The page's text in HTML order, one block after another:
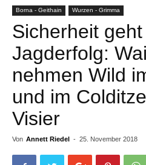
Borna - Geithain Wurzen - Grimma
Sicherheit
Jagderfolg:
nehmen Wild
und im
Visier
Von Annett Riedel - 25. November 2018